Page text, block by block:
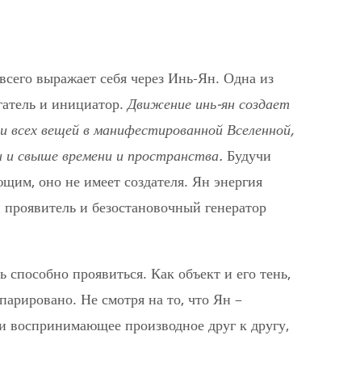
выражает себя через Инь-Ян. Одна из
и инициатор.Движение инь-ян создает
вещей в манифестированной Вселенной,
свыше времени и пространства. Будучи
оно не имеет создателя. Ян энергия
и безостановочный генератор
проявиться. Как объект и его тень,
Не смотря на то, что Ян –
производное друг к другу,